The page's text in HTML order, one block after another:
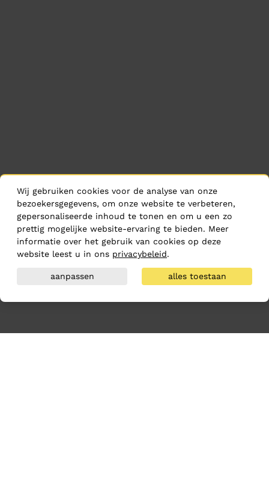
Wij gebruiken cookies voor de analyse van onze
bezoekersgegevens, om onze website te verbeteren,
gepersonaliseerde inhoud te tonen en om u een zo
prettig mogelijke website-ervaring te bieden. Meer
informatie over het gebruik van cookies op deze
website leest u in ons privacybeleid.
aanpassen alles toestaan